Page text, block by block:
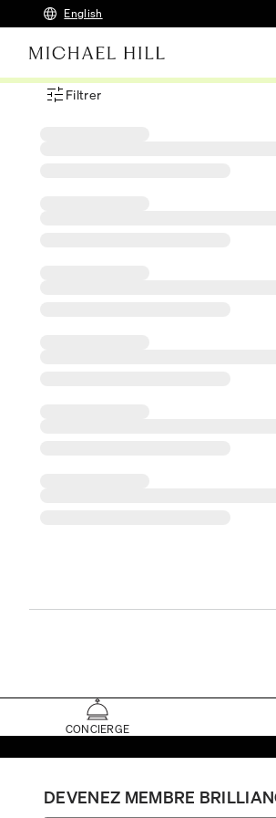
English
Menu des filtres d'articles
Filtrer
CONCIERGE
DEVENEZ MEMBRE